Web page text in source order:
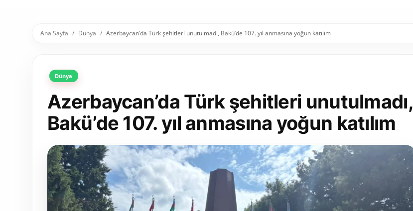
Ana Sayfa Dünya Azerbaycan’da Türk şehitleri unutulmadı, Bakü’de 107. yıl anmasına yoğun katılım
Dünya
Azerbaycan’da Türk şehitleri unutulmadı,
Bakü’de 107. yıl anmasına yoğun katılım